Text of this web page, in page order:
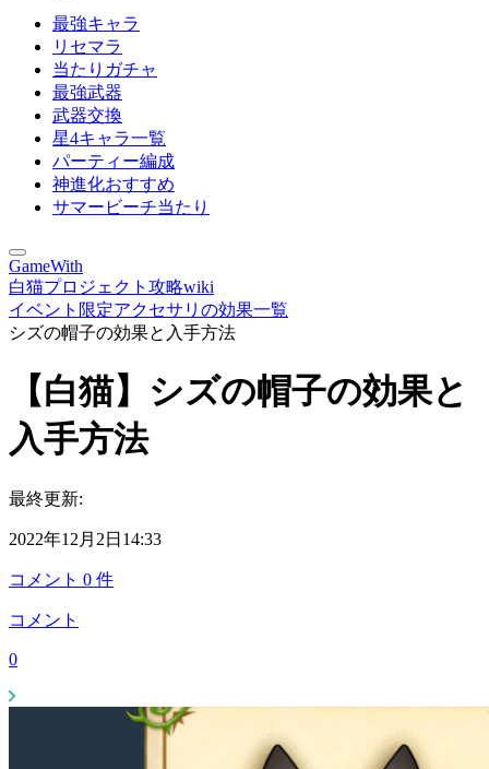
最強キャラ
リセマラ
当たりガチャ
最強武器
武器交換
星4キャラ一覧
パーティー編成
神進化おすすめ
サマービーチ当たり
GameWith
白猫プロジェクト攻略wiki
イベント限定アクセサリの効果一覧
シズの帽子の効果と入手方法
【白猫】シズの帽子の効果と
入手方法
最終更新:
2022年12月2日14:33
コメント 0 件
コメント
0